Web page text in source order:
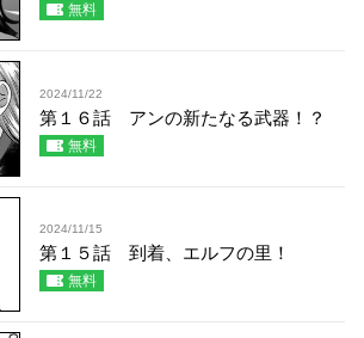
無料
2024/11/22
第１６話 アンの新たなる武器！？
無料
2024/11/15
第１５話 到着、エルフの里！
無料